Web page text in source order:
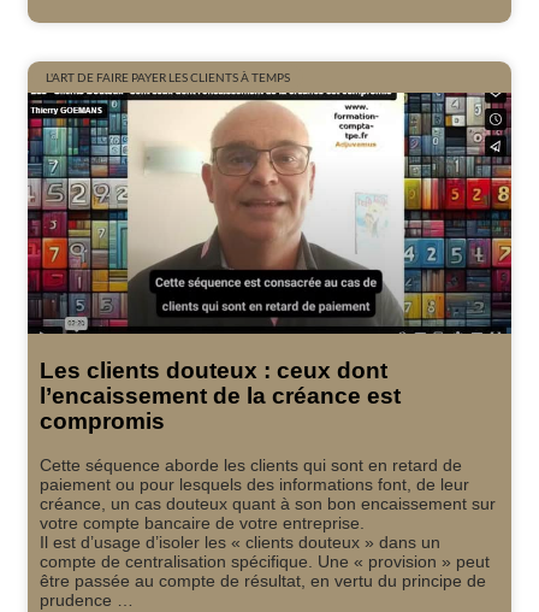
L'ART DE FAIRE PAYER LES CLIENTS À TEMPS
Les clients douteux : ceux dont
l’encaissement de la créance est
compromis
Cette séquence aborde les clients qui sont en retard de
paiement ou pour lesquels des informations font, de leur
créance, un cas douteux quant à son bon encaissement sur
votre compte bancaire de votre entreprise.
Il est d’usage d’isoler les « clients douteux » dans un
compte de centralisation spécifique. Une « provision » peut
être passée au compte de résultat, en vertu du principe de
prudence …